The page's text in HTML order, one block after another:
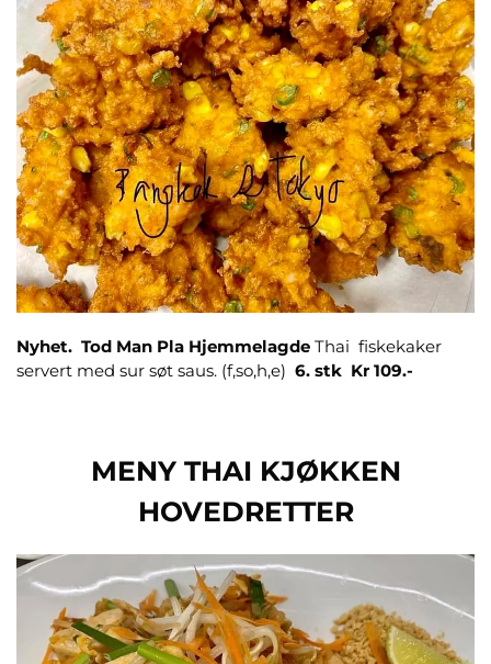
Nyhet. Tod Man Pla Hjemmelagde Thai fiskekaker
servert med sur søt saus. (f,so,h,e) 6. stk Kr 109.-
MENY THAI KJØKKEN
HOVEDRETTER